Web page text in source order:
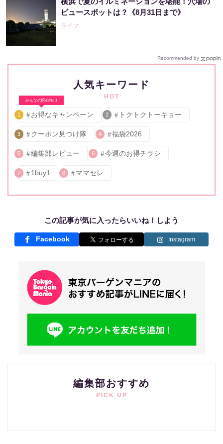
ビュースポットは？《8月31日まで》
ライフ
Recommended by
人気キーワード
HOT
みんなの関心No.1
1 お得なキャンペーン 2 トクトクトーキョー
3 クーポン見つけ隊 4 福袋2026
5 編集部レビュー 6 今週のお得チラシ
7 1buy1 8 ママセレ
この記事が気に入ったらいいね！しよう
Facebook Instagram
編集部おすすめ
PICK UP